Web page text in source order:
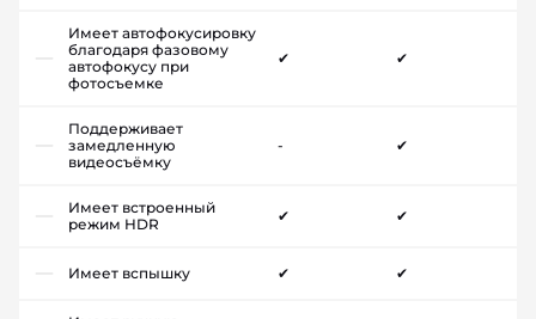
Имеет автофокусировку
благодаря фазовому
автофокусу при
фотосъемке
✔ ✔
Поддерживает
замедленную
видеосъёмку
- ✔
Имеет встроенный
режим HDR
✔ ✔
Имеет вспышку ✔ ✔